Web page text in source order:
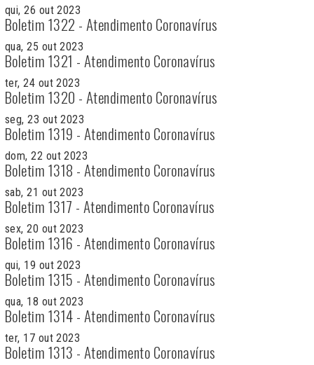
qui, 26 out 2023
Boletim 1322 - Atendimento Coronavírus
qua, 25 out 2023
Boletim 1321 - Atendimento Coronavírus
ter, 24 out 2023
Boletim 1320 - Atendimento Coronavírus
seg, 23 out 2023
Boletim 1319 - Atendimento Coronavírus
dom, 22 out 2023
Boletim 1318 - Atendimento Coronavírus
sab, 21 out 2023
Boletim 1317 - Atendimento Coronavírus
sex, 20 out 2023
Boletim 1316 - Atendimento Coronavírus
qui, 19 out 2023
Boletim 1315 - Atendimento Coronavírus
qua, 18 out 2023
Boletim 1314 - Atendimento Coronavírus
ter, 17 out 2023
Boletim 1313 - Atendimento Coronavírus